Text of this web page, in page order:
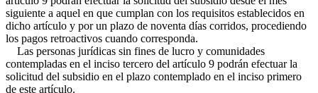
siguiente a aquel en que cumplan con los requisitos establecidos en
dicho artículo y por un plazo de noventa días corridos, procediendo
los pagos retroactivos cuando corresponda.
Las personas jurídicas sin fines de lucro y comunidades
contempladas en el inciso tercero del artículo 9 podrán efectuar la
solicitud del subsidio en el plazo contemplado en el inciso primero
de este artículo.